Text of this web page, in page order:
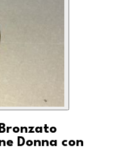
Donna con